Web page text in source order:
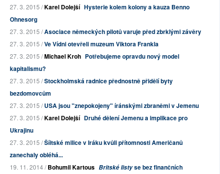
27. 3. 2015 /Karel Dolejší Hysterie kolem kolony a kauza Benno
Ohnesorg
27. 3. 2015 /Asociace německých pilotů varuje před zbrklými závěry
27. 3. 2015 /Ve Vídni otevřeli muzeum Viktora Frankla
27. 3. 2015 /Michael Kroh Potřebujeme opravdu nový model
kapitalismu?
27. 3. 2015 /Stockholmská radnice přednostně přidělí byty
bezdomovcům
27. 3. 2015 /USA jsou "znepokojeny" íránskými zbraněmi v Jemenu
27. 3. 2015 /Karel Dolejší Druhé dělení Jemenu a implikace pro
Ukrajinu
27. 3. 2015 /Šíitské milice v Iráku kvůli přítomnosti Američanů
zanechaly obléhá...
19. 11. 2014 /Bohumil Kartous Britské listyse bez finančních